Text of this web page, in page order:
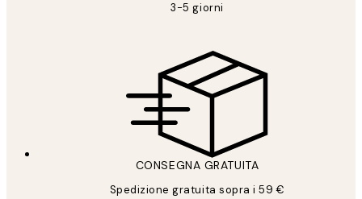
3-5 giorni
CONSEGNA GRATUITA
Spedizione gratuita sopra i 59 €